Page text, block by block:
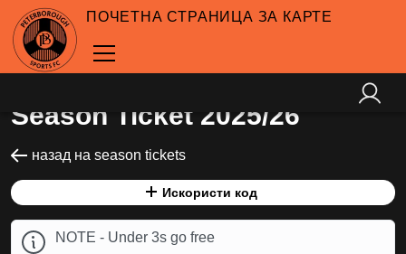
ПОЧЕТНА СТРАНИЦА ЗА КАРТЕ
Season Ticket 2025/26
назад на season tickets
Искористи код
NOTE - Under 3s go free